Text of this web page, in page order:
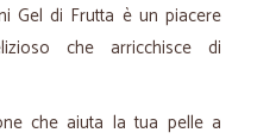
Gel di Frutta è un piacere
che arricchisce di
che aiuta la tua pelle a